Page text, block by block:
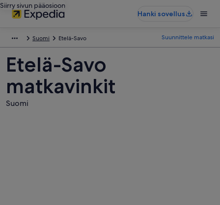
Siirry sivun pääosioon
Hanki sovellus
Suomi Etelä-Savo Suunnittele matkasi
Etelä-Savo
matkavinkit
Suomi